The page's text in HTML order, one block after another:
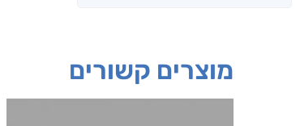
מוצרים קשורים